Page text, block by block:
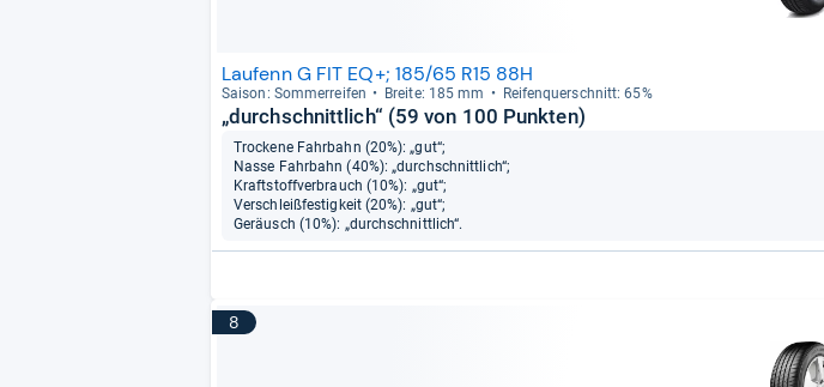
Laufenn G FIT EQ+; 185/65 R15 88H
Sai­son: Som­mer­rei­fen Breite: 185 mm Rei­fen­quer­schnitt: 65%
„durchschnittlich“ (59 von 100 Punkten)
Trockene Fahrbahn (20%): „gut“;
Nasse Fahrbahn (40%): „durchschnittlich“;
Kraftstoffverbrauch (10%): „gut“;
Verschleißfestigkeit (20%): „gut“;
Geräusch (10%): „durchschnittlich“.
8